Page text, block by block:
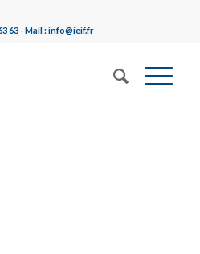
63 - Mail : info@ieif.fr